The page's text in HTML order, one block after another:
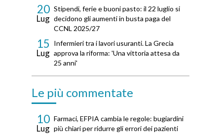
20
Lug
Stipendi, ferie e buoni pasto: il 22 luglio si
decidono gli aumenti in busta paga del
CCNL 2025/27
15
Lug
Infermieri tra i lavori usuranti. La Grecia
approva la riforma: 'Una vittoria attesa da
25 anni'
Le più commentate
10
Lug
Farmaci, EFPIA cambia le regole: bugiardini
più chiari per ridurre gli errori dei pazienti